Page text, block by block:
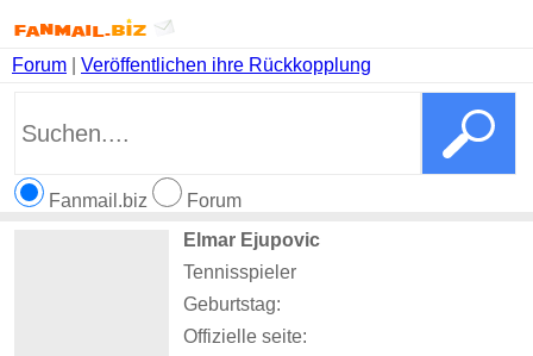
Forum Veröffentlichen ihre Rückkopplung
Fanmail.biz
Forum
Elmar Ejupovic
Tennisspieler
Geburtstag:
Offizielle seite: